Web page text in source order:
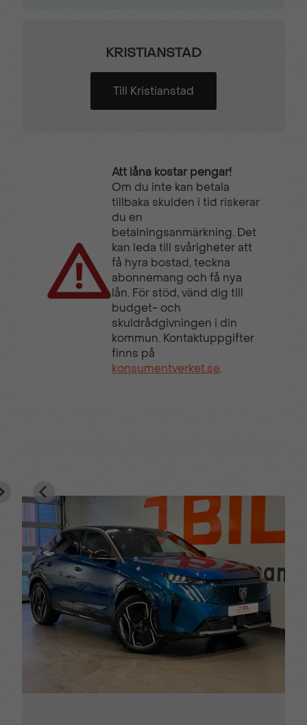
KRISTIANSTAD
Till Kristianstad
Att låna kostar pengar!
Om du inte kan betala
tillbaka skulden i tid riskerar
du en
betalningsanmärkning. Det
kan leda till svårigheter att
få hyra bostad, teckna
abonnemang och få nya
lån. För stöd, vänd dig till
budget- och
skuldrådgivningen i din
kommun. Kontaktuppgifter
finns på
konsumentverket.se.